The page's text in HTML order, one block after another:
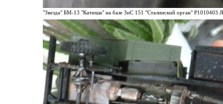
"Звезда" БМ-13 "Катюша" на базе ЗиС 151 "Сталинский орган"